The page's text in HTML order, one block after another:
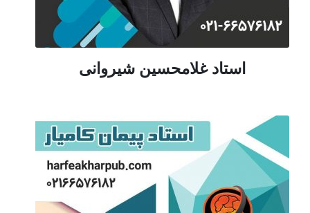
استاد غلامحسین شیروانی